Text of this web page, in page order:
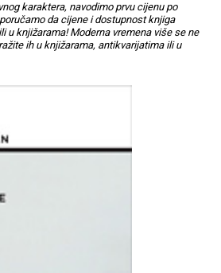
karaktera, navodimo prvu cijenu po
da cijene i dostupnost knjiga
u knjižarama! Moderna vremena više se ne
ih u knjižarama, antikvarijatima ili u